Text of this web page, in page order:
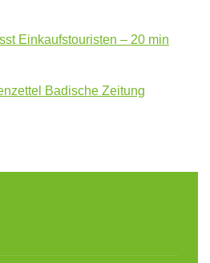
Einkaufstouristen – 20 min
Badische Zeitung